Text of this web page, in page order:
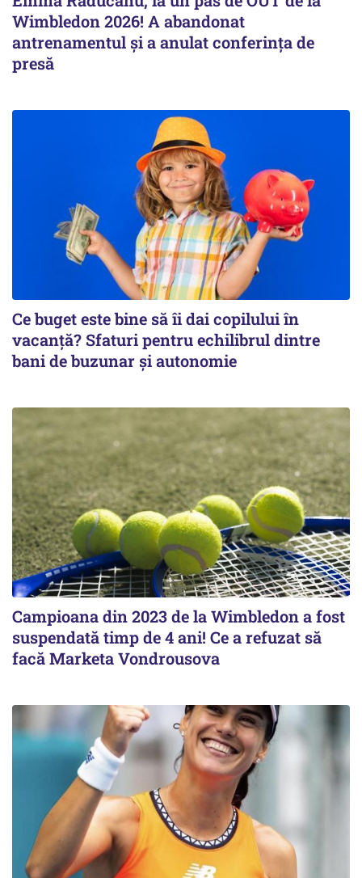
Wimbledon 2026! A abandonat
antrenamentul și a anulat conferința de
presă
Ce buget este bine să îi dai copilului în
vacanță? Sfaturi pentru echilibrul dintre
bani de buzunar și autonomie
Campioana din 2023 de la Wimbledon a fost
suspendată timp de 4 ani! Ce a refuzat să
facă Marketa Vondrousova